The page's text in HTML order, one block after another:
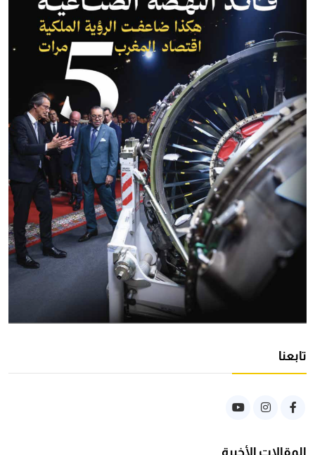
تابعنا